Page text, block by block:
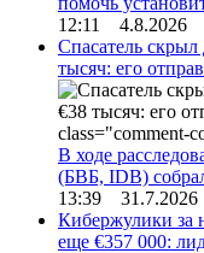
12:11 4.8.2026
Спасатель
тысяч: его
В ходе
(БВБ, IDB)
13:39 31.7.2026
Кибержулики за
еще €357 000: